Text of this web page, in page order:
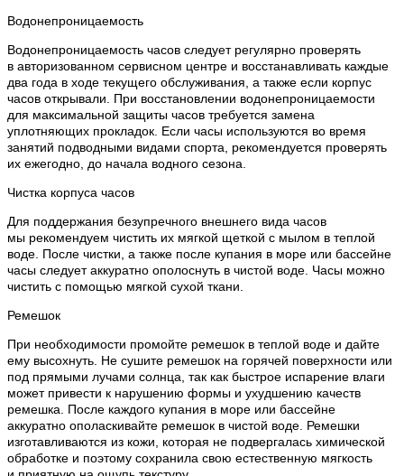
Водонепроницаемость
Водонепроницаемость часов следует регулярно проверять
в авторизованном сервисном центре и восстанавливать каждые
два года в ходе текущего обслуживания, а также если корпус
часов открывали. При восстановлении водонепроницаемости
для максимальной защиты часов требуется замена
уплотняющих прокладок. Если часы используются во время
занятий подводными видами спорта, рекомендуется проверять
их ежегодно, до начала водного сезона.
Чистка корпуса часов
Для поддержания безупречного внешнего вида часов
мы рекомендуем чистить их мягкой щеткой с мылом в теплой
воде. После чистки, а также после купания в море или бассейне
часы следует аккуратно ополоснуть в чистой воде. Часы можно
чистить с помощью мягкой сухой ткани.
Ремешок
При необходимости промойте ремешок в теплой воде и дайте
ему высохнуть. Не сушите ремешок на горячей поверхности или
под прямыми лучами солнца, так как быстрое испарение влаги
может привести к нарушению формы и ухудшению качеств
ремешка. После каждого купания в море или бассейне
аккуратно ополаскивайте ремешок в чистой воде. Ремешки
изготавливаются из кожи, которая не подвергалась химической
обработке и поэтому сохранила свою естественную мягкость